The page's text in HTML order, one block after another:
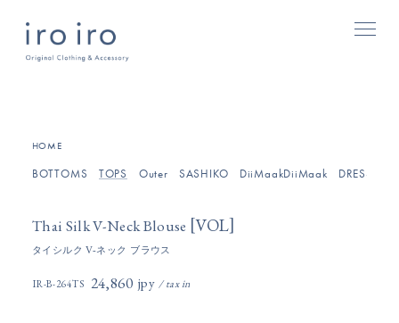
HOME
BOTTOMS TOPS Outer SASHIKO DiiMaakDiiMaak DRESSES/
Thai Silk V-Neck Blouse [VOL]
タイシルク V-ネック ブラウス
IR-B-264TS 24,860円(税込)